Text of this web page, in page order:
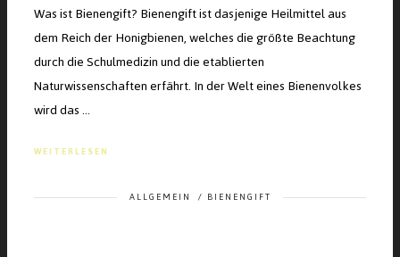
Was ist Bienengift? Bienengift ist dasjenige Heilmittel aus
dem Reich der Honigbienen, welches die größte Beachtung
durch die Schulmedizin und die etablierten
Naturwissenschaften erfährt. In der Welt eines Bienenvolkes
wird das …
WEITERLESEN
ALLGEMEIN / BIENENGIFT